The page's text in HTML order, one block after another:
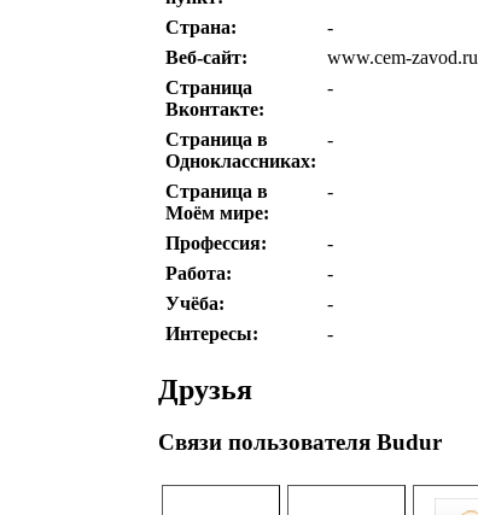
Страна:
-
Веб-сайт:
www.cem-zavod.ru
Страница
Вконтакте:
-
Страница в
Одноклассниках:
-
Страница в
Моём мире:
-
Профессия:
-
Работа:
-
Учёба:
-
Интересы:
-
Друзья
Связи пользователя Budur